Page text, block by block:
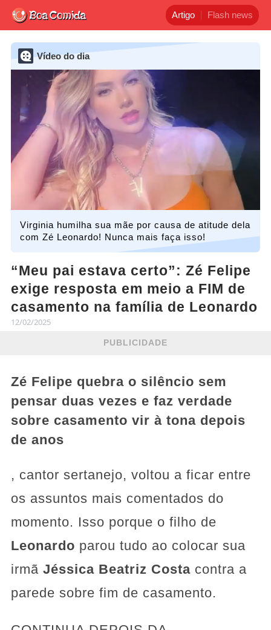
Artigo Flash news
Vídeo do dia
Virginia humilha sua mãe por causa de atitude dela
com Zé Leonardo! Nunca mais faça isso!
“Meu pai estava certo”: Zé Felipe
exige resposta em meio a FIM de
casamento na família de Leonardo
12/02/2025
PUBLICIDADE
Zé Felipe quebra o silêncio sem
pensar duas vezes e faz verdade
sobre casamento vir à tona depois
de anos
, cantor sertanejo, voltou a ficar entre
os assuntos mais comentados do
momento. Isso porque o filho de
Leonardo parou tudo ao colocar sua
irmã Jéssica Beatriz Costa contra a
parede sobre fim de casamento.